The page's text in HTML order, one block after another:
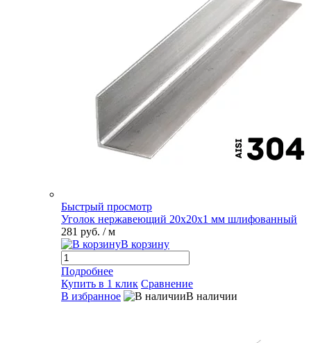
Быстрый просмотр
Уголок нержавеющий 20х20х1 мм шлифованный
281 руб. / м
В корзину
Подробнее
Купить в 1 клик Сравнение
В избранное
В наличии